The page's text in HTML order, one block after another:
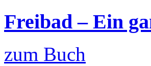
Freibad – Ein
zum Buch